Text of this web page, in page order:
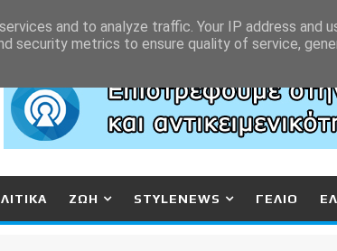
ΖΩΗ STYLENEWS ΓΕΛΙΟ
and to analyze traffic. Your IP address and
security metrics to ensure quality of service,